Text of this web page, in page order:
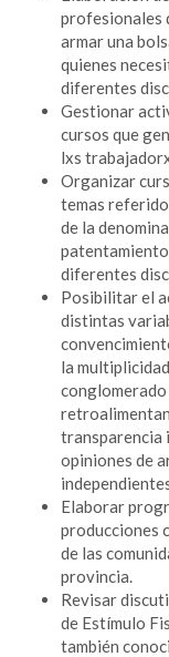
profesionales
armar una
quienes
diferentes
Gestionar
cursos que
lxs
Organizar
temas
de la
diferentes
Posibilitar el
distintas
la
conglomerado
transparencia
opiniones de
Elaborar
producciones
de las
provincia.
Revisar
de Estímulo
también